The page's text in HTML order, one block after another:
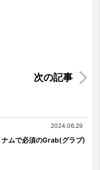
ムで生活する＆働く
ビーチリゾート特集
2024.06.29
ナムで必須のGrab(グラブ)